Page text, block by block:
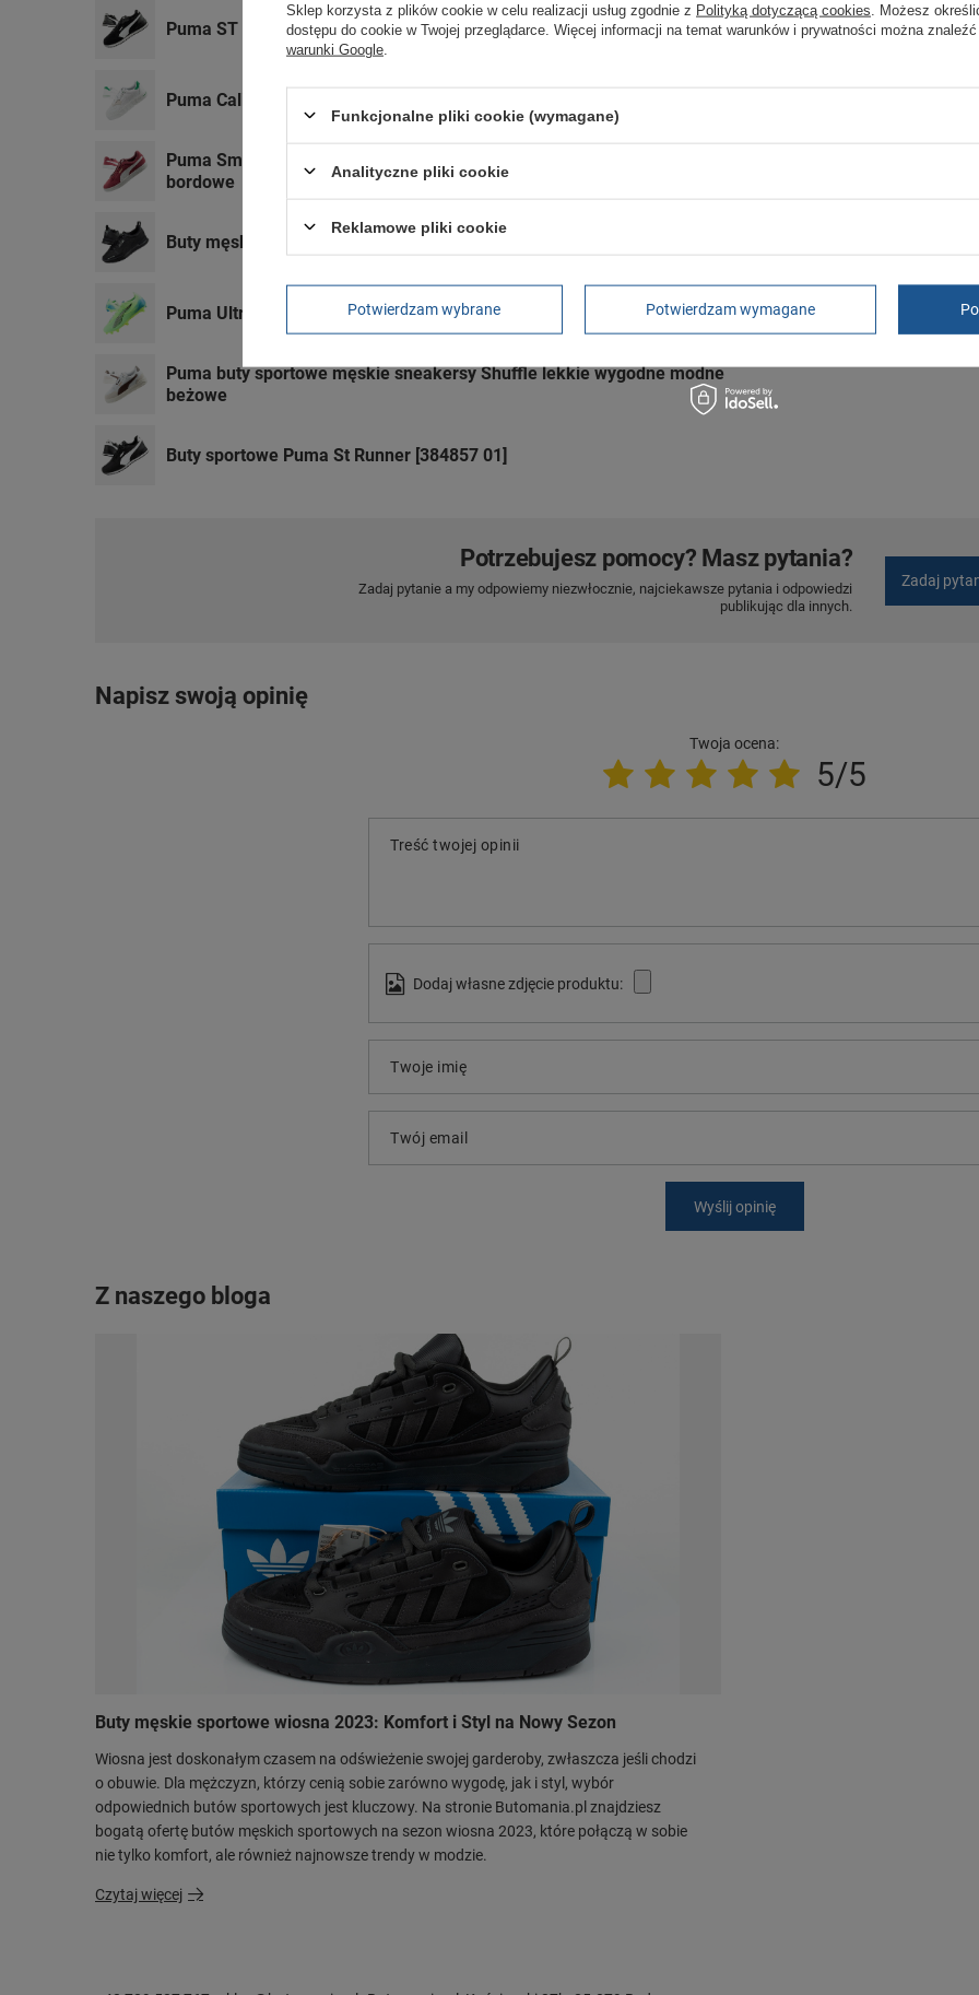
Puma ST Runner v4 buty sportowe sneakersy męskie czarne skóra modne
Puma Cali Court Match buty sportowe sneakersy damskie lekkie białe
Puma Smash buty sportowe męskie sneakersy 3.0 skórzane trampki
bordowe
Buty męskie sportowe Puma R78 [374127 01]
Puma Ultra 5 Pro FG/AG buty piłkarskie korki piłka nożna wielokolorowe
Puma buty sportowe męskie sneakersy Shuffle lekkie wygodne modne
beżowe
Buty sportowe Puma St Runner [384857 01]
Potrzebujesz pomocy? Masz pytania?
Zadaj pytanie a my odpowiemy niezwłocznie, najciekawsze pytania i odpowiedzi
publikując dla innych.
Zadaj
Napisz swoją opinię
Twoja ocena:
5/5
Treść twojej opinii
Dodaj własne zdjęcie produktu:
Twoje imię
Twój email
Wyślij opinię
Z naszego bloga
Buty męskie sportowe wiosna 2023: Komfort i Styl na Nowy Sezon
Wiosna jest doskonałym czasem na odświeżenie swojej garderoby, zwłaszcza jeśli chodzi
o obuwie. Dla mężczyzn, którzy cenią sobie zarówno wygodę, jak i styl, wybór
odpowiednich butów sportowych jest kluczowy. Na stronie Butomania.pl znajdziesz
bogatą ofertę butów męskich sportowych na sezon wiosna 2023, które połączą w sobie
nie tylko komfort, ale również najnowsze trendy w modzie.
Czytaj więcej
Sklep korzysta z plików cookie w celu realizacji usług zgodnie z Polityką dotyczącą cookies . Możesz
dostępu do cookie w Twojej przeglądarce. Więcej informacji na temat warunków i prywatności można
warunki Google
Funkcjonalne pliki cookie (wymagane)
Analityczne pliki cookie
Reklamowe pliki cookie
Potwierdzam wybrane Potwierdzam wymagane